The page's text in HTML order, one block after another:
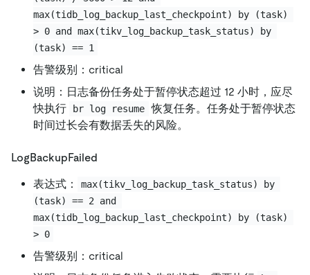
max(tidb_log_backup_last_checkpoint) by (task)
> 0 and max(tikv_log_backup_task_status) by
(task) == 1
告警级别：critical
说明：日志备份任务处于暂停状态超过 12 小时，应尽
快执行
br log resume 恢复任务。任务处于暂停状态
时间过长会有数据丢失的风险。
LogBackupFailed
表达式：
max(tikv_log_backup_task_status) by
(task) == 2 and
max(tidb_log_backup_last_checkpoint) by (task)
> 0
告警级别：critical